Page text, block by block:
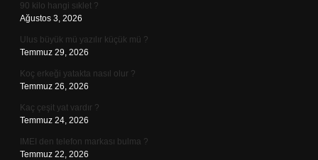
90 kilo hangi sıklet ?
Ağustos 3, 2026
Ulus büyük mü yazılır küçük mü ?
Temmuz 29, 2026
Koç erkeği yatakta nasıl olur ?
Temmuz 26, 2026
Kaç çeşit yat vardır ?
Temmuz 24, 2026
IMEI den telefon markası bulma ?
Temmuz 22, 2026